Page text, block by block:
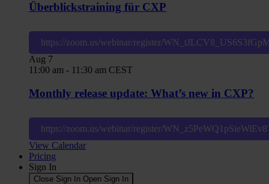
Überblickstraining für CXP
https://zoom.us/webinar/register/
Aug 7
11:00 am - 11:30 am CEST
Monthly release update: What’s new in CXP?
https://zoom.us/webinar/register/
View Calendar
Pricing
Sign In
Close Sign In Open Sign In